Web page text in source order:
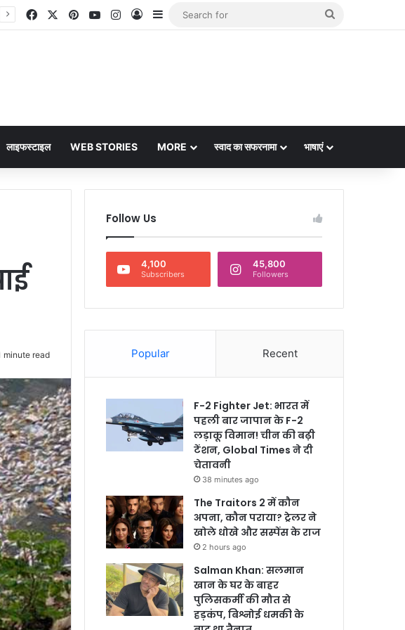
FacebookPinterestYouTubeInstagram
Log InSidebar
लाइफस्टाइल WEB STORIES MORE स्वाद का सफरनामा भाषाएं
minute read
Follow Us
4,100
Subscribers
45,800
Followers
Popular Recent
F-2 Fighter Jet: भारत में
पहली बार जापान के F-2
लड़ाकू विमान! चीन की बढ़ी
टेंशन, Global Times ने दी
चेतावनी
38 minutes ago
The Traitors 2 में कौन
अपना, कौन पराया? ट्रेलर ने
खोले धोखे और सस्पेंस के राज
2 hours ago
Salman Khan: सलमान
खान के घर के बाहर
पुलिसकर्मी की मौत से
हड़कंप, बिश्नोई धमकी के